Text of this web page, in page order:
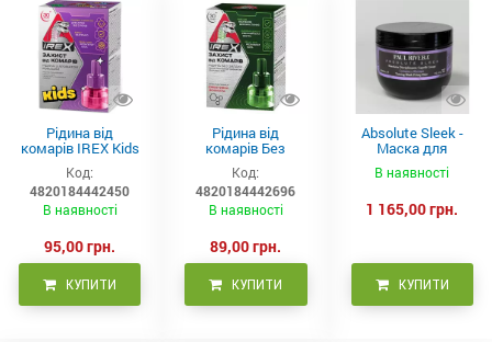
Рідина від
комарів IREX Kids
д/дітей (30 ночей),
20мл
Код:
4820184442450
В наявності
95,00 грн.
КУПИТИ
Рідина від
комарів Без
запаху IREX (30
ночей), 20мл
Код:
4820184442696
В наявності
89,00 грн.
КУПИТИ
Absolute Sleek -
Маска для
неслухняного
волосся 300 мл
В наявності
1 165,00 грн.
КУПИТИ